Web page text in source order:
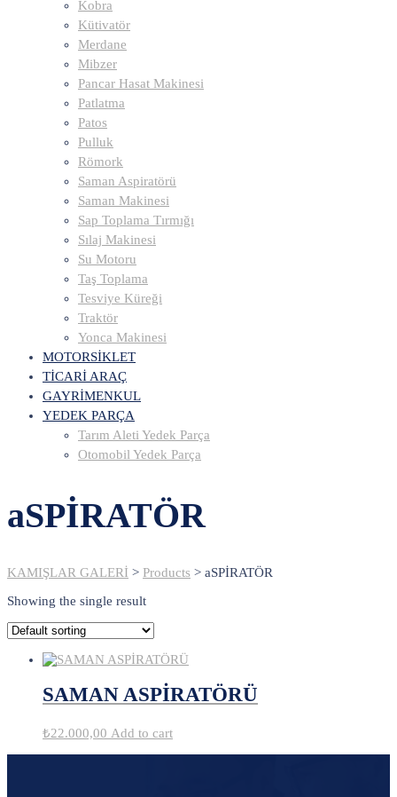
Kobra
Kütivatör
Merdane
Mibzer
Pancar Hasat Makinesi
Patlatma
Patos
Pulluk
Römork
Saman Aspiratörü
Saman Makinesi
Sap Toplama Tırmığı
Sılaj Makinesi
Su Motoru
Taş Toplama
Tesviye Küreği
Traktör
Yonca Makinesi
MOTORSİKLET
TİCARİ ARAÇ
GAYRİMENKUL
YEDEK PARÇA
Tarım Aleti Yedek Parça
Otomobil Yedek Parça
aSPİRATÖR
KAMIŞLAR GALERİ > Products > aSPİRATÖR
Showing the single result
SAMAN ASPİRATÖRÜ
₺22.000,00 Add to cart